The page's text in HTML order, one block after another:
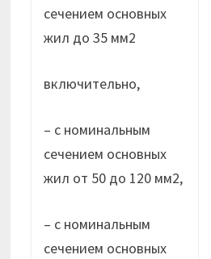
сечением основных
жил до 35 мм2
включительно,
– с номинальным
сечением основных
жил от 50 до 120 мм2,
– с номинальным
сечением основных